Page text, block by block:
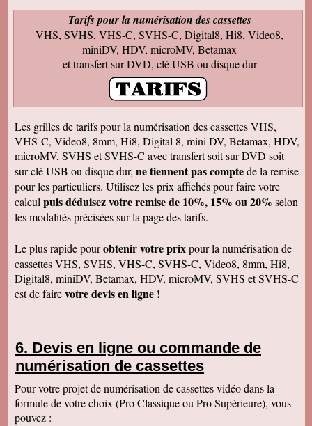
ferai de la publicité Bien sincèrement
François M
Bien reçu! Reste à monter pour éliminer ! A
bientôt pour du 8 et sup8mm.
Le colis est effectivement arrivé le 24, la veille
de Noël, c'était parfait. Elle est très contente de
pouvoir passer à nouveau un moment avec ses
Encore merci pour votre efficacité. Je vous ferai
de la pub si l'occasion se présente ! Je vous
souhaite une bonne année avec beaucoup de
vidéos à transposer. Bien cordialement,
Séverine L
J'ai reçu le colis . Merci ça a l'air impeccable !
Bonnes fêtes et à très bientôt pour d'autres
travaux.
Fantastique. Encore merci. Je vous remercie
beaucoup de la rapidité avec laquelle vous avez
traité ma commande.
Anaïs H
J'ai bien reçu le colis. Merci pour votre travail.
Merci.
Bernard D
Hervé L
J'ai bien reçu le colis. Après visonnage de
Tarifs pour la numérisation des cassettes
VHS, SVHS, VHS-C, SVHS-C, Digital8, Hi8, Video8,
miniDV, HDV, microMV, Betamax
et transfert sur DVD, clé USB ou disque dur
Les grilles de tarifs pour la numérisation des cassettes VHS,
VHS-C, Video8, 8mm, Hi8, Digital 8, mini DV, Betamax, HDV,
microMV, SVHS et SVHS-C avec transfert soit sur DVD soit
sur clé USB ou disque dur, ne tiennent pas comptede la remise
pour les particuliers. Utilisez les prix affichés pour faire votre
calcul puis déduisez votre remise de 10%, 15% ou 20% selon
les modalités précisées sur la page des tarifs.
Le plus rapide pourobtenir votre prixpour la numérisation de
cassettes VHS, SVHS, VHS-C, SVHS-C, Video8, 8mm, Hi8,
Digital8, miniDV, Betamax, HDV, microMV, SVHS et SVHS-C
est de fairevotre devis en ligne !
Devis en ligne ou commande de
numérisation de cassettes
Pour votre projet de numérisation de cassettes vidéo dans la
formule de votre choix (Pro Classique ou Pro Supérieure), vous
pouvez :